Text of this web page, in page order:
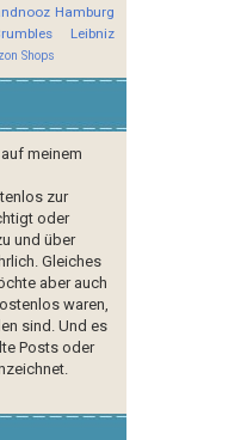
Hamburg
Leibniz
Shops
meinem
zur
oder
und über
Gleiches
aber auch
waren,
sind. Und es
Posts oder